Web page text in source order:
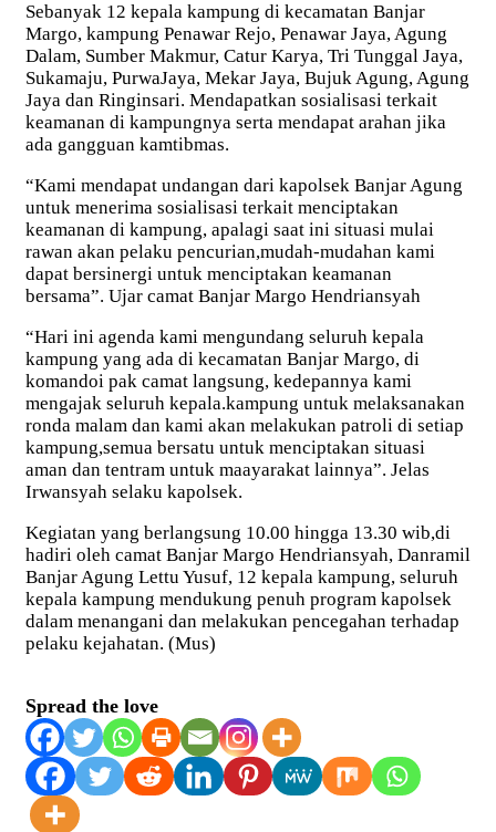
Sebanyak 12 kepala kampung di kecamatan Banjar
Margo, kampung Penawar Rejo, Penawar Jaya, Agung
Dalam, Sumber Makmur, Catur Karya, Tri Tunggal Jaya,
Sukamaju, PurwaJaya, Mekar Jaya, Bujuk Agung, Agung
Jaya dan Ringinsari. Mendapatkan sosialisasi terkait
keamanan di kampungnya serta mendapat arahan jika
ada gangguan kamtibmas.
“Kami mendapat undangan dari kapolsek Banjar Agung
untuk menerima sosialisasi terkait menciptakan
keamanan di kampung, apalagi saat ini situasi mulai
rawan akan pelaku pencurian,mudah-mudahan kami
dapat bersinergi untuk menciptakan keamanan
bersama”. Ujar camat Banjar Margo Hendriansyah
“Hari ini agenda kami mengundang seluruh kepala
kampung yang ada di kecamatan Banjar Margo, di
komandoi pak camat langsung, kedepannya kami
mengajak seluruh kepala.kampung untuk melaksanakan
ronda malam dan kami akan melakukan patroli di setiap
kampung,semua bersatu untuk menciptakan situasi
aman dan tentram untuk maayarakat lainnya”. Jelas
Irwansyah selaku kapolsek.
Kegiatan yang berlangsung 10.00 hingga 13.30 wib,di
hadiri oleh camat Banjar Margo Hendriansyah, Danramil
Banjar Agung Lettu Yusuf, 12 kepala kampung, seluruh
kepala kampung mendukung penuh program kapolsek
dalam menangani dan melakukan pencegahan terhadap
pelaku kejahatan. (Mus)
Spread the love